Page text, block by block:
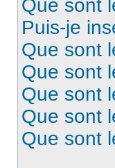
Que sont
Puis-je
Que sont
Que sont
Que sont
Que sont
Que sont